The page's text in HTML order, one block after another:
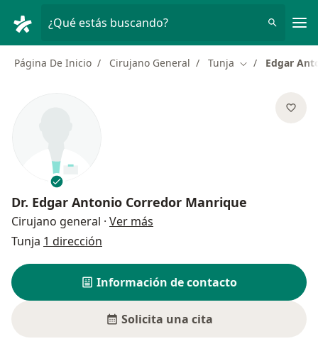
¿Qué estás buscando?
Página De Inicio Cirujano General Tunja Cambiar de
Edgar
Dr. Edgar Antonio Corredor Manrique
Cirujano general · Ver más
Tunja 1 dirección
Información de contacto
Solicita una cita